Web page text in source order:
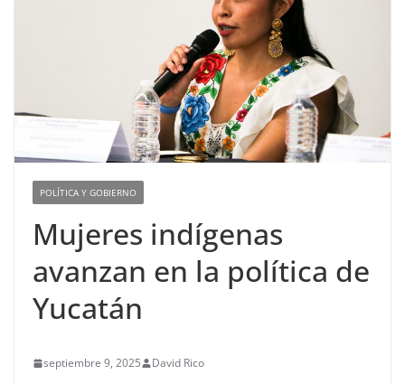
POLÍTICA Y GOBIERNO
Mujeres indígenas
avanzan en la política de
Yucatán
septiembre 9, 2025 David Rico